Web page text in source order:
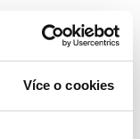
Více o cookies